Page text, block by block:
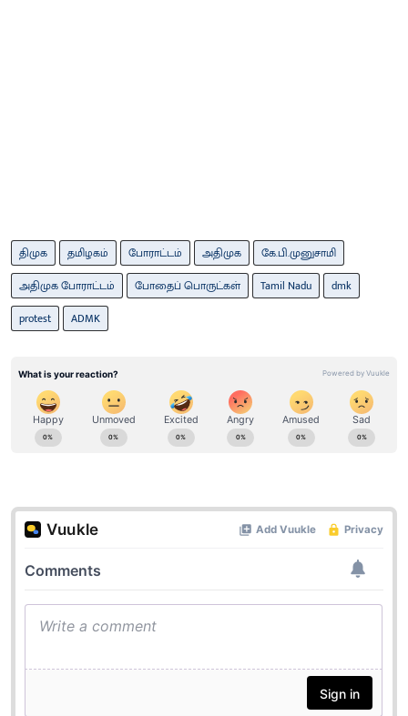
திமுக தமிழகம் போராட்டம் அதிமுக
கே.பி.முனுசாமி
அதிமுக போராட்டம்
போதைப் பொருட்கள் Tamil Nadu
dmk
protest
ADMK